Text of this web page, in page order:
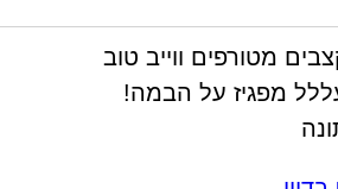
מטורפים ווייב טוב
מפגיז על הבמה!